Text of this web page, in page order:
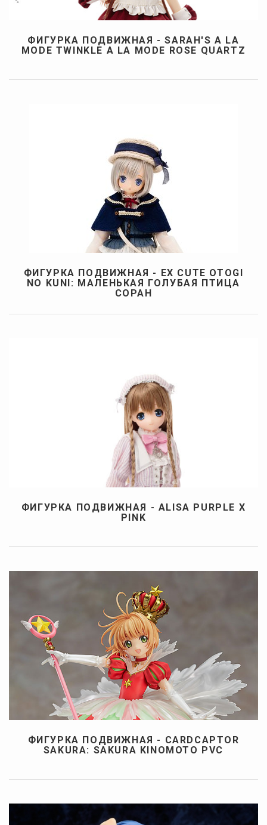
ФИГУРКА ПОДВИЖНАЯ - SARAH'S A LA
MODE TWINKLE A LA MODE ROSE QUARTZ
ФИГУРКА ПОДВИЖНАЯ - EX CUTE OTOGI
NO KUNI: МАЛЕНЬКАЯ ГОЛУБАЯ ПТИЦА
СОРАН
ФИГУРКА ПОДВИЖНАЯ - ALISA PURPLE X
PINK
ФИГУРКА ПОДВИЖНАЯ - CARDCAPTOR
SAKURA: SAKURA KINOMOTO PVC